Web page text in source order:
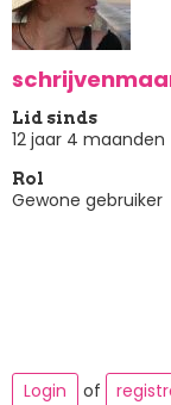
Lid sinds
12 jaar 4 maanden
Rol
Gewone gebruiker
Login
of